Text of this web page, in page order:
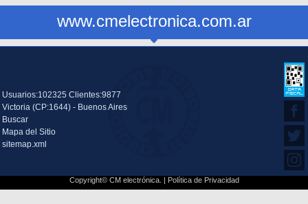
www.cmelectronica.com.ar
Usuarios:102325 Clientes:9877
Victoria (CP:1644) - Buenos Aires
Buscar
Mapa del Sitio
sitemap.xml
Copyright© CM electrónica. | Política de Privacidad